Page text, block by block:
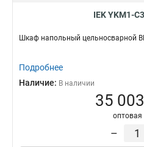
IEK YKM1-
Шкаф напольный цельносварной
Подробнее
Наличие: В наличии
35
оптовая
–